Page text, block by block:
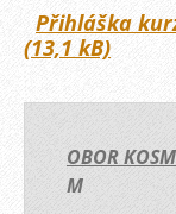
Přihláška
(13,1 kB)
OBOR
M